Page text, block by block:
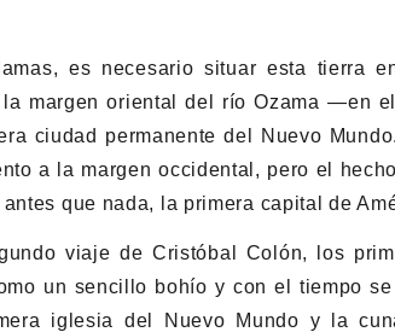
es necesario situar esta tierra
margen oriental del río Ozama —en
ciudad permanente del Nuevo
a la margen occidental, pero el
que nada, la primera capital de
viaje de Cristóbal Colón, los
un sencillo bohío y con el tiempo
iglesia del Nuevo Mundo y la